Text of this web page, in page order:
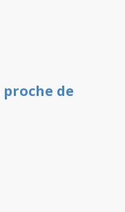
proche de